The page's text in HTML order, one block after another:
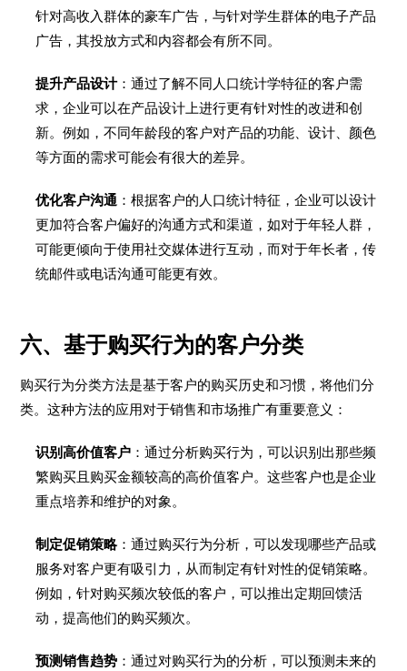
针对高收入群体的豪车广告，与针对学生群体的电子产品
广告，其投放方式和内容都会有所不同。
提升产品设计：通过了解不同人口统计学特征的客户需
求，企业可以在产品设计上进行更有针对性的改进和创
新。例如，不同年龄段的客户对产品的功能、设计、颜色
等方面的需求可能会有很大的差异。
优化客户沟通 ：根据客户的人口统计特征，企业可以设计
更加符合客户偏好的沟通方式和渠道，如对于年轻人群，
可能更倾向于使用社交媒体进行互动，而对于年长者，传
统邮件或电话沟通可能更有效。
六、基于购买行为的客户分类
购买行为分类方法是基于客户的购买历史和习惯，将他们分
类。这种方法的应用对于销售和市场推广有重要意义：
识别高价值客户 ：通过分析购买行为，可以识别出那些频
繁购买且购买金额较高的高价值客户。这些客户也是企业
重点培养和维护的对象。
制定促销策略 ：通过购买行为分析，可以发现哪些产品或
服务对客户更有吸引力，从而制定有针对性的促销策略。
例如，针对购买频次较低的客户，可以推出定期回馈活
动，提高他们的购买频次。
预测销售趋势 ：通过对购买行为的分析，可以预测未来的